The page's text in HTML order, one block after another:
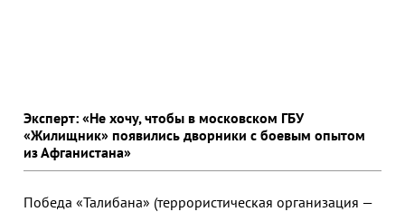
Эксперт: «Не хочу, чтобы в московском ГБУ
«Жилищник» появились дворники с боевым опытом
из Афганистана»
Победа «Талибана» (террористическая организация —